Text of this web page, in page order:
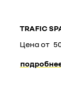
TRAFIC
Цена от